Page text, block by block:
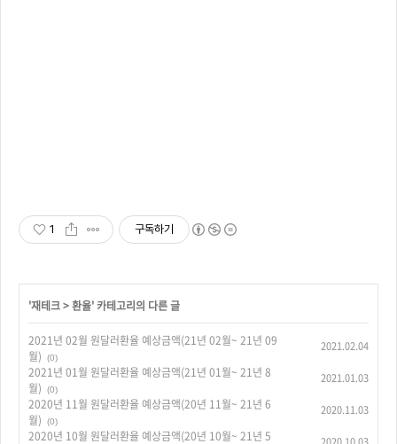
1 구독하기
'재테크>환율' 카테고리의 다른 글
2021년 02월 원달러환율 예상금액(21년 02월~ 21년 09
월)
(0)
2021.02.04
2021년 01월 원달러환율 예상금액(21년 01월~ 21년 8
월)
(0)
2021.01.03
2020년 11월 원달러환율 예상금액(20년 11월~ 21년 6
월)
(0)
2020.11.03
2020년 10월 원달러환율 예상금액(20년 10월~ 21년 5